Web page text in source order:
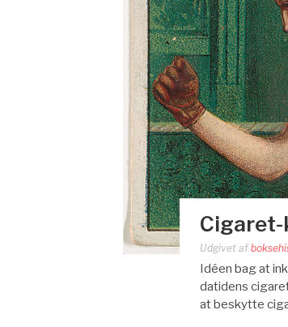
Udgivet af
Idéen bag at
datidens
at beskytte